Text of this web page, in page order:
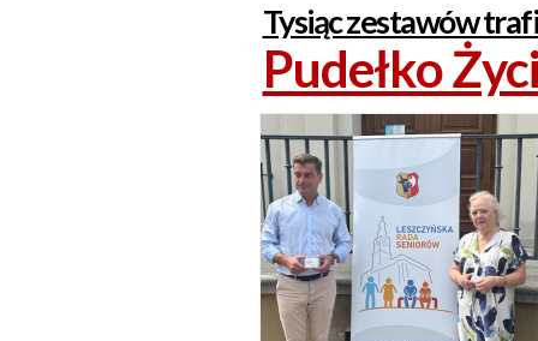
Tysiąc zestawów
Pudełko